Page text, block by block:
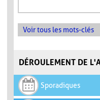
Voir tous les mots-clés
DÉROULEMENT DE
Sporadiques